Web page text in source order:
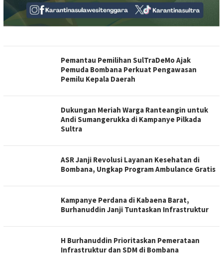
Pemantau Pemilihan SulTraDeMo Ajak
Pemuda Bombana Perkuat Pengawasan
Pemilu Kepala Daerah
Dukungan Meriah Warga Ranteangin untuk
Andi Sumangerukka di Kampanye Pilkada
Sultra
ASR Janji Revolusi Layanan Kesehatan di
Bombana, Ungkap Program Ambulance Gratis
Kampanye Perdana di Kabaena Barat,
Burhanuddin Janji Tuntaskan Infrastruktur
H Burhanuddin Prioritaskan Pemerataan
Infrastruktur dan SDM di Bombana